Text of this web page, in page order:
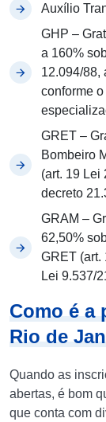
Auxílio
GHP –
a 160%
12.094/88,
conforme
GRET –
Bombeiro
(art. 19 Lei
decreto
GRAM –
62,50%
GRET (art.
Lei 9.537/
Como é a
Rio de
Quando as
abertas, é bom
que conta com